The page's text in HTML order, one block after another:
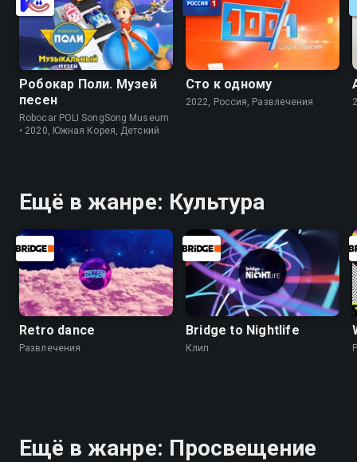
Робокар Поли. Музей
песен
Robocar POLI SongSong Museum
• 2020, Южная Корея, Детский
Сто к одному
2022, Россия, Развлечения
Ещё в жанре: Культура
Retro dance
Развлечения
Bridge to Nightlife
Клип
Ещё в жанре: Просвещение